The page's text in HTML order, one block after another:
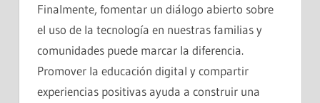
Finalmente, fomentar un diálogo abierto sobre
el uso de la tecnología en nuestras familias y
comunidades puede marcar la diferencia.
Promover la educación digital y compartir
experiencias positivas ayuda a construir una